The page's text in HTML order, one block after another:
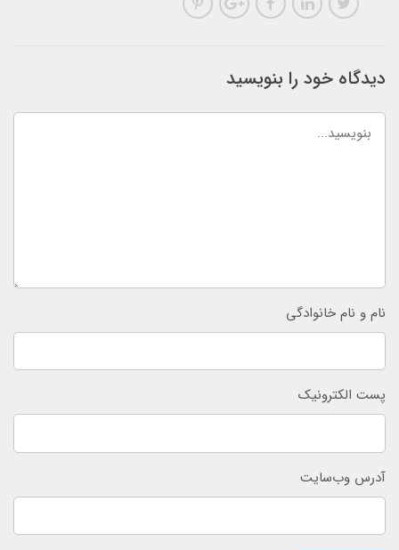
دیدگاه خود را بنویسید
نام و نام خانوادگی
پست الکترونیک
آدرس وب‌سایت